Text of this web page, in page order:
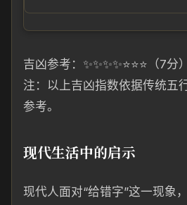
吉凶参考：✨✨✨✨⭐⭐⭐（7分）
注：以上吉凶指数依据传统五
参考。
现代生活中的启示
现代人面对“给错字”这一现象